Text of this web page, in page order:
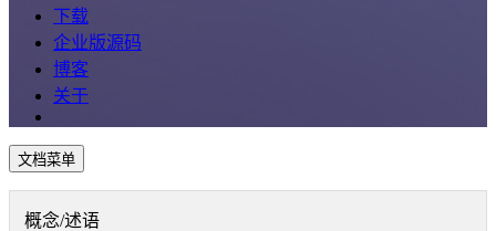
下载
企业版源码
博客
关于
文档菜单
概念/述语